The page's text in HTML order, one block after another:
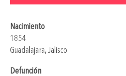
Nacimiento
1854
Guadalajara, Jalisco
Defunción